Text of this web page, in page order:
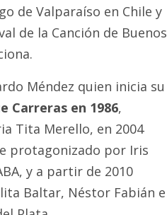
de Valparaíso en Chile y
de la Canción de Buenos
Méndez quien inicia su
Carreras en 1986,
Tita Merello, en 2004
protagonizado por Iris
y a partir de 2010
Baltar, Néstor Fabián e